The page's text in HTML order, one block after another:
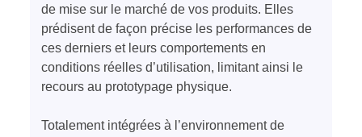
de mise sur le marché de vos produits. Elles
prédisent de façon précise les performances de
ces derniers et leurs comportements en
conditions réelles d’utilisation, limitant ainsi le
recours au prototypage physique.
Totalement intégrées à l’environnement de